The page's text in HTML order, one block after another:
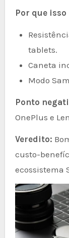
Por que
tablets.
Caneta
Modo
Ponto
OnePlus e
Veredito:
custo-
ecossistema